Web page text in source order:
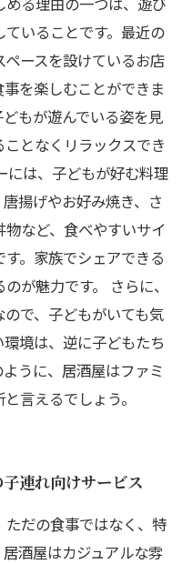
いることです。最近の
ースを設けているお店
を楽しむことができま
もが遊んでいる姿を見
となくリラックスでき
には、子どもが好む料理
揚げやお好み焼き、さ
など、食べやすいサイ
。家族でシェアできる
が魅力です。 さらに、
で、子どもがいても気
境は、逆に子どもたち
うに、居酒屋はファミ
言えるでしょう。
連れ向けサービス
だの食事ではなく、特
酒屋はカジュアルな雰